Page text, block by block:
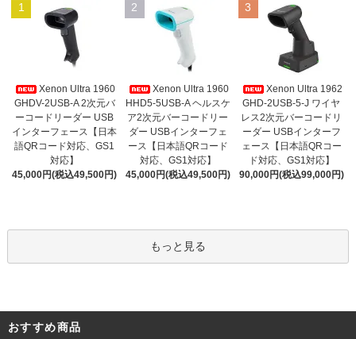
1
Xenon Ultra 1960
GHDV-2USB-A 2次元バ
ーコードリーダー USB
インターフェース【日本
語QRコード対応、GS1
対応】
45,000円(税込49,500円)
2
Xenon Ultra 1960
HHD5-5USB-A ヘルスケ
ア2次元バーコードリー
ダー USBインターフェ
ース【日本語QRコード
対応、GS1対応】
45,000円(税込49,500円)
3
Xenon Ultra 1962
GHD-2USB-5-J ワイヤ
レス2次元バーコードリ
ーダー USBインターフ
ェース【日本語QRコー
ド対応、GS1対応】
90,000円(税込99,000円)
もっと見る
おすすめ商品